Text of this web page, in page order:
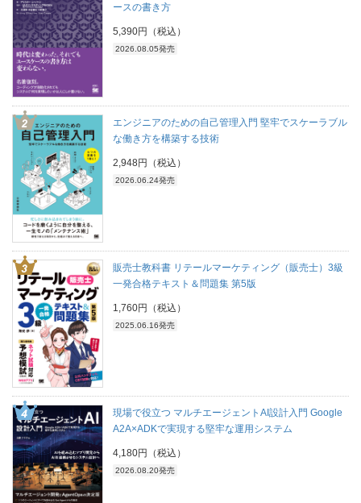
ースの書き方
5,390円（税込）
2026.08.05発売
エンジニアのための自己管理入門 堅牢でスケーラブル
な働き方を構築する技術
2,948円（税込）
2026.06.24発売
販売士教科書 リテールマーケティング（販売士）3級
一発合格テキスト＆問題集 第5版
1,760円（税込）
2025.06.16発売
現場で役立つ マルチエージェントAI設計入門 Google
A2A×ADKで実現する堅牢な運用システム
4,180円（税込）
2026.08.20発売